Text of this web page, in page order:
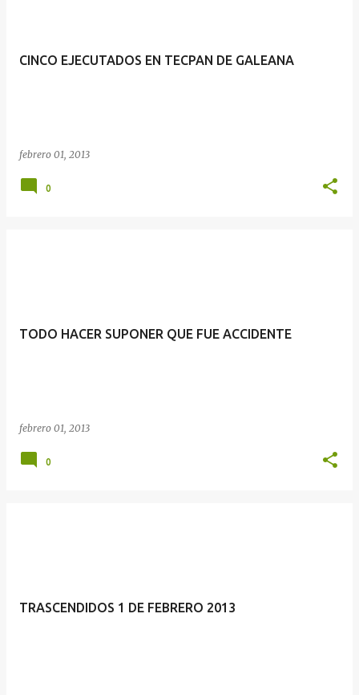
CINCO EJECUTADOS EN TECPAN DE GALEANA
febrero 01, 2013
0
TODO HACER SUPONER QUE FUE ACCIDENTE
febrero 01, 2013
0
TRASCENDIDOS 1 DE FEBRERO 2013